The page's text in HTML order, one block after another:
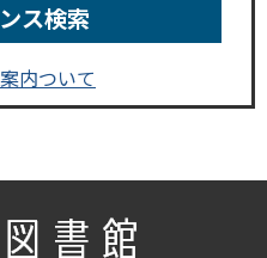
ス検索
内ついて